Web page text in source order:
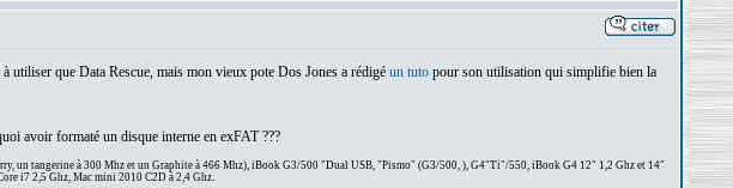
utiliser que Data Rescue, mais mon vieux pote Dos Jones a rédigé un tutopour son utilisation qui simplifie bien la
avoir formaté un disque interne en exFAT ???
un tangerine à 300 Mhz et un Graphite à 466 Mhz), iBook G3/500 "Dual USB, "Pismo" (G3/500, ), G4"Ti"/550, iBook G4 12" 1,2 Ghz et 14"
i7 2,5 Ghz, Mac mini 2010 C2D à 2,4 Ghz.